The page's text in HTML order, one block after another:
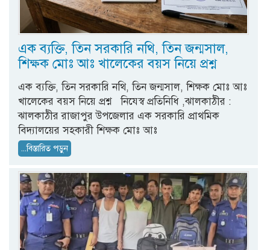
এক ব্যক্তি, তিন সরকারি নথি, তিন জন্মসাল,
শিক্ষক মোঃ আঃ খালেকের বয়স নিয়ে প্রশ্ন
এক ব্যক্তি, তিন সরকারি নথি, তিন জন্মসাল, শিক্ষক মোঃ আঃ
খালেকের বয়স নিয়ে প্রশ্ন নিযেস্ব প্রতিনিধি ,ঝালকাঠীর :
ঝালকাঠীর রাজাপুর উপজেলার এক সরকারি প্রাথমিক
বিদ্যালয়ের সহকারী শিক্ষক মোঃ আঃ
...বিস্তারিত পড়ুন